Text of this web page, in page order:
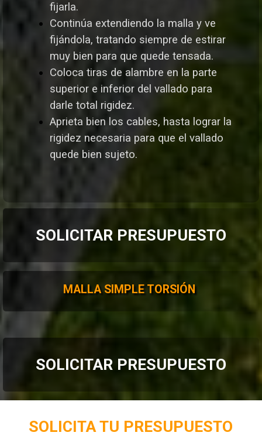
fijarla.
Continúa extendiendo la malla y ve
fijándola, tratando siempre de estirar
muy bien para que quede tensada.
Coloca tiras de alambre en la parte
superior e inferior del vallado para
darle total rigidez.
Aprieta bien los cables, hasta lograr la
rigidez necesaria para que el vallado
quede bien sujeto.
SOLICITAR PRESUPUESTO
MALLA SIMPLE TORSIÓN
SOLICITAR PRESUPUESTO
SOLICITA TU PRESUPUESTO